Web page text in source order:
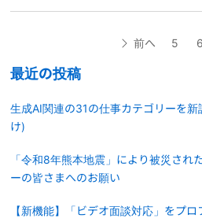
前へ 5 6
最近の投稿
生成AI関連の31の仕事カテゴリーを
け)
「令和8年熊本地震」により被災され
ーの皆さまへのお願い
【新機能】「ビデオ面談対応」をプ